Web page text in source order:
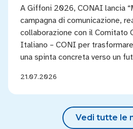
A Giffoni 2026, CONAI lancia
campagna di comunicazione,
collaborazione con il Comitato
Italiano – CONI per
una spinta concreta verso un
21.07.2026
Vedi tutte le